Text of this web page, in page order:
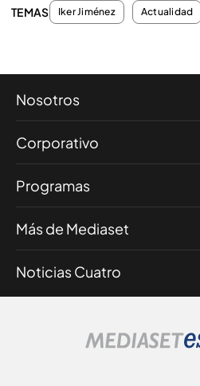
TEMAS Iker Jiménez Actualidad
Nosotros
Corporativo
Programas
Más de Mediaset
Noticias Cuatro